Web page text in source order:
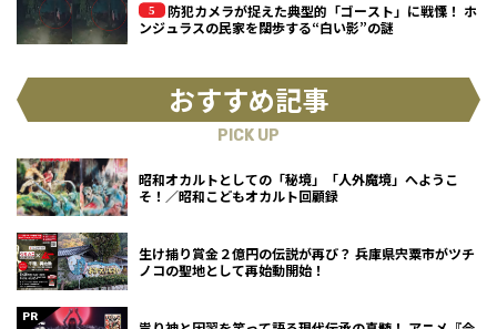
防犯カメラが捉えた典型的「ゴースト」に戦慄！ ホ
ンジュラスの民家を闊歩する“白い影”の謎
おすすめ記事
PICK UP
昭和オカルトとしての「秘境」「人外魔境」へようこ
そ！／昭和こどもオカルト回顧録
生け捕り賞金２億円の伝説が再び？ 兵庫県宍粟市がツチ
ノコの聖地として再始動開始！